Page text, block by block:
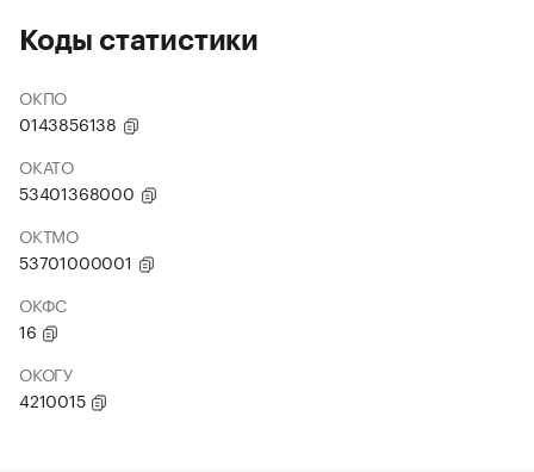
Коды статистики
ОКПО
0143856138
ОКАТО
53401368000
ОКТМО
53701000001
ОКФС
16
ОКОГУ
4210015